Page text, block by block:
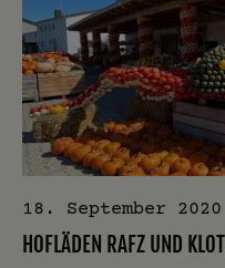
18. September 2020
HOFLÄDEN RAFZ UND